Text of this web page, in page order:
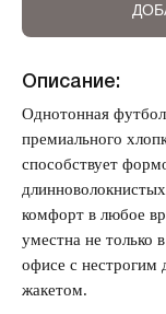
Описание:
Однотонная
премиального
способствует
комфорт в любое
уместна не только
офисе с нестрогим
жакетом.